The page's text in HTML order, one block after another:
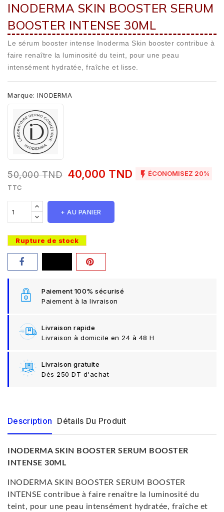
INODERMA SKIN BOOSTER SERUM
BOOSTER INTENSE 30ML
Le sérum booster intense Inoderma Skin booster contribue à
faire renaître la luminosité du teint, pour une peau
intensément hydratée, fraîche et lisse.
Marque: INODERMA
50,000 TND 40,000 TND  ÉCONOMISEZ 20%
TTC
+ AU PANIER
Rupture de stock
Paiement 100% sécurisé
Paiement à la livraison
Livraison rapide
Livraison à domicile en 24 à 48 H
Livraison gratuite
Dès 250 DT d'achat
Description Détails Du Produit
INODERMA SKIN BOOSTER SERUM BOOSTER
INTENSE 30ML
INODERMA SKIN BOOSTER SERUM BOOSTER
INTENSE contribue à faire renaître la luminosité du
teint, pour une peau intensément hydratée, fraîche et